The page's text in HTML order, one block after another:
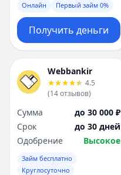
Онлайн Первый займ 0%
Получить деньги
Webbankir
4.5
(14отзывов)
Сумма
до 30 000 ₽
Срок
до 30 дней
Одобрение
Высокое
Займ бесплатно
Круглосуточно